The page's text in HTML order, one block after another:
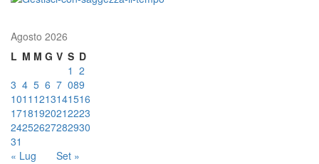
Agosto 2026
L M M G V S D
« Lug Set »
1 2
3 4 5 6 7 089
1011 1213141516
17181920212223
24252627282930
31